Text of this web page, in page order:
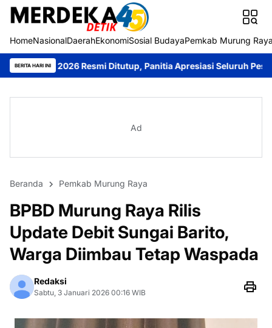
HomeNasionalDaerahEkonomiSosial BudayaPemkab Murung
BERITA HARI INI
Resmi Ditutup, Panitia Apresiasi Seluruh Peserta Bupati
Ad
Beranda Pemkab Murung Raya
BPBD Murung Raya Rilis
Update Debit Sungai Barito,
Warga Diimbau Tetap Waspada
Redaksi
Sabtu, 3 Januari 2026 00:16 WIB